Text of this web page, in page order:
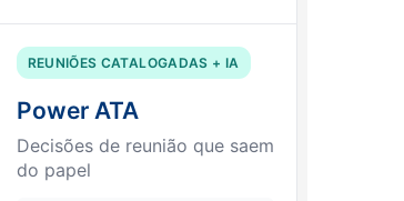
REUNIÕES CATALOGADAS + IA
Power ATA
Decisões de reunião que saem
do papel